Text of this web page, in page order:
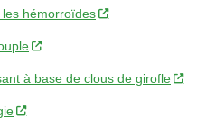
hémorroïdes
à base de clous de girofle